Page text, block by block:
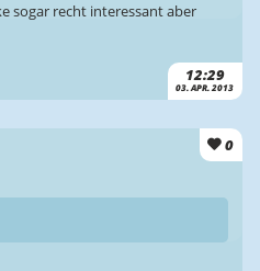
12:29
03. APR. 2013
sogar recht interessant aber
0